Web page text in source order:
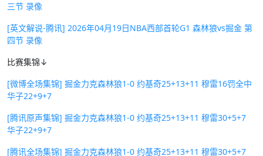
三节 录像
[英文解说-腾讯] 2026年04月19日NBA西部首轮G1 森林狼vs掘金 第
四节 录像
比赛集锦↓
[微博全场集锦] 掘金力克森林狼1-0 约基奇25+13+11 穆雷16罚全中
华子22+9+7
[腾讯原声集锦] 掘金力克森林狼1-0 约基奇25+13+11 穆雷30+5+7
华子22+9+7
[腾讯全场集锦] 掘金力克森林狼1-0 约基奇25+13+11 穆雷30+5+7